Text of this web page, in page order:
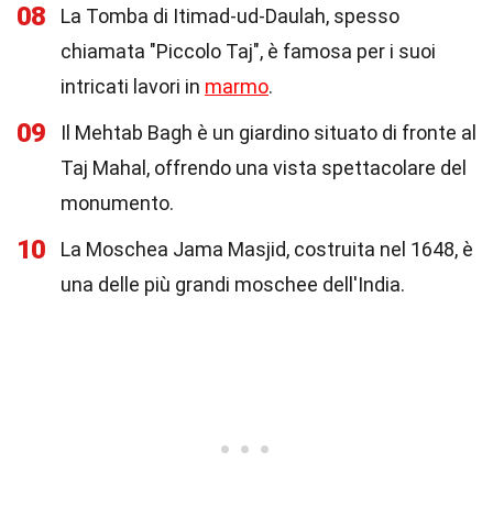
08
La Tomba di Itimad-ud-Daulah, spesso
chiamata "Piccolo Taj", è famosa per i suoi
intricati lavori in marmo.
09
Il Mehtab Bagh è un giardino situato di fronte al
Taj Mahal, offrendo una vista spettacolare del
monumento.
10
La Moschea Jama Masjid, costruita nel 1648, è
una delle più grandi moschee dell'India.